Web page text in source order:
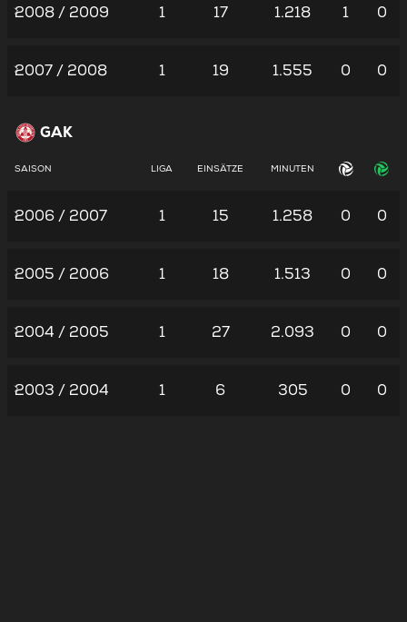
2008 / 2009 1 17 1.218 1 0
2007 / 2008 1 19 1.555 0 0
GAK
SAISON LIGA EINSÄTZE MINUTEN
2006 / 2007 1 15 1.258 0 0
2005 / 2006 1 18 1.513 0 0
2004 / 2005 1 27 2.093 0 0
2003 / 2004 1 6 305 0 0